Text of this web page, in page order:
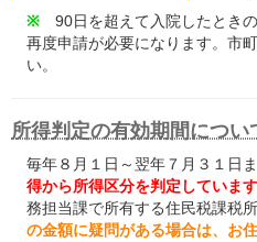
※ 90日を超えて入院したとき
再度申請が必要になります。市
い。
所得判定の有効期間につい
毎年８月１日～翌年７月３１日
得から所得区分を判定しています
務担当課で所有する住民税課税
の金額に疑問がある場合は、お